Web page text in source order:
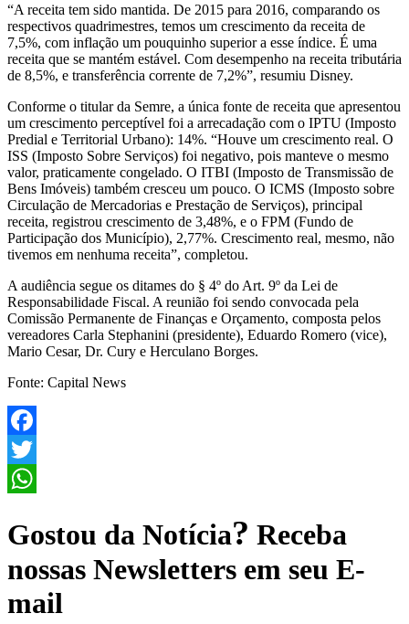
“A receita tem sido mantida. De 2015 para 2016, comparando os
respectivos quadrimestres, temos um crescimento da receita de
7,5%, com inflação um pouquinho superior a esse índice. É uma
receita que se mantém estável. Com desempenho na receita tributária
de 8,5%, e transferência corrente de 7,2%”, resumiu Disney.
Conforme o titular da Semre, a única fonte de receita que apresentou
um crescimento perceptível foi a arrecadação com o IPTU (Imposto
Predial e Territorial Urbano): 14%. “Houve um crescimento real. O
ISS (Imposto Sobre Serviços) foi negativo, pois manteve o mesmo
valor, praticamente congelado. O ITBI (Imposto de Transmissão de
Bens Imóveis) também cresceu um pouco. O ICMS (Imposto sobre
Circulação de Mercadorias e Prestação de Serviços), principal
receita, registrou crescimento de 3,48%, e o FPM (Fundo de
Participação dos Município), 2,77%. Crescimento real, mesmo, não
tivemos em nenhuma receita”, completou.
A audiência segue os ditames do § 4º do Art. 9º da Lei de
Responsabilidade Fiscal. A reunião foi sendo convocada pela
Comissão Permanente de Finanças e Orçamento, composta pelos
vereadores Carla Stephanini (presidente), Eduardo Romero (vice),
Mario Cesar, Dr. Cury e Herculano Borges.
Fonte: Capital News
Facebook
Twitter
Gostou da Notícia? Receba
nossas Newsletters em seu E-
mail